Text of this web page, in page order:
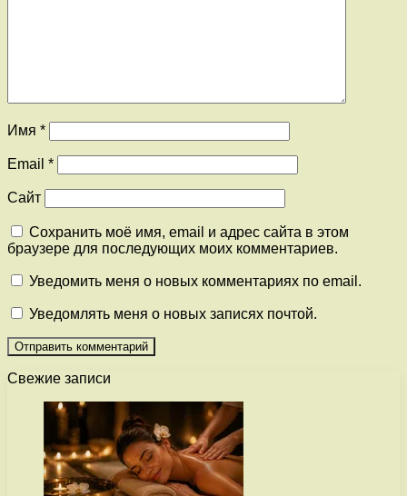
Имя *
Email *
Сайт
Сохранить моё имя, email и адрес сайта в этом
браузере для последующих моих комментариев.
Уведомить меня о новых комментариях по email.
Уведомлять меня о новых записях почтой.
Свежие записи